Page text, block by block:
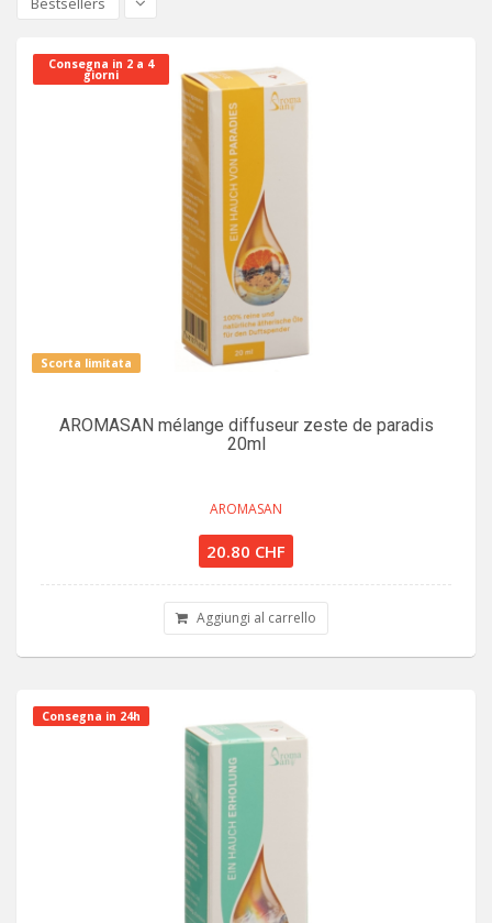
Consegna in 2 a 4
giorni
Scorta limitata
AROMASAN mélange diffuseur zeste de paradis
20ml
AROMASAN
20.80 CHF
Aggiungi al carrello
Consegna in 24h